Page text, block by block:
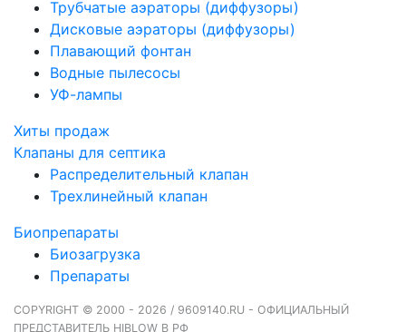
Трубчатые аэраторы (диффузоры)
Дисковые аэраторы (диффузоры)
Плавающий фонтан
Водные пылесосы
УФ-лампы
Хиты продаж
Клапаны для септика
Распределительный клапан
Трехлинейный клапан
Биопрепараты
Биозагрузка
Препараты
COPYRIGHT © 2000 - 2026 / 9609140.RU - ОФИЦИАЛЬНЫЙ
ПРЕДСТАВИТЕЛЬ HIBLOW В РФ